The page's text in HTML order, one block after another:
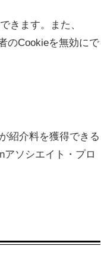
きます。また、
のCookieを無効にで
紹介料を獲得できる
ソシエイト・プロ